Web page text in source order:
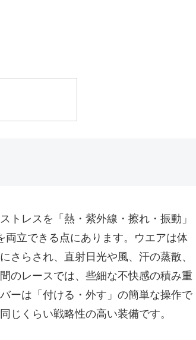
トレスを「熱・紫外線・擦れ・振動」
立できる点にあります。ウエアは体
さらされ、直射日光や風、汗の蒸散、
のレースでは、些細な不快感の積み重
ーは「付ける・外す」の簡単な操作で
じくらい戦略性の高い装備です。